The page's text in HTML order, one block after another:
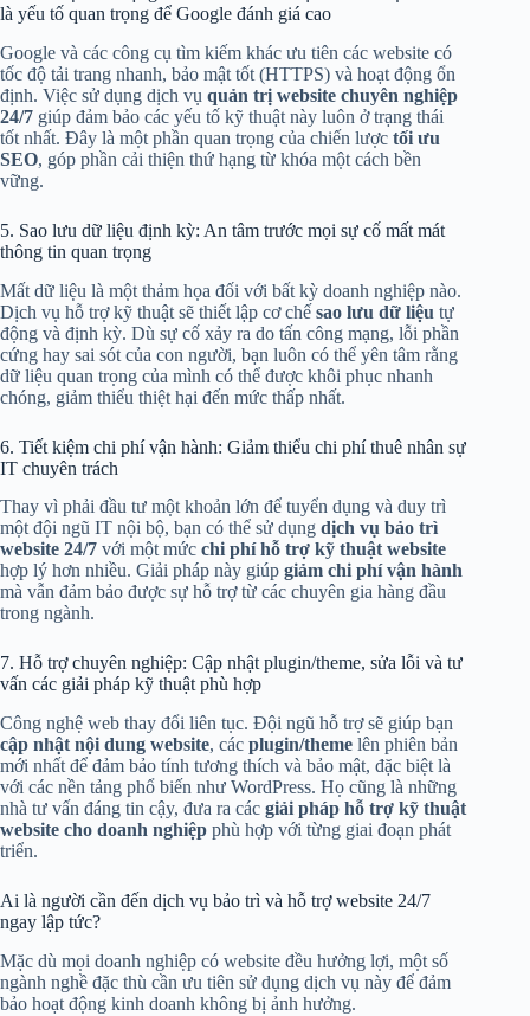
là yếu tố quan trọng để Google đánh giá cao
Google và các công cụ tìm kiếm khác ưu tiên các website có
tốc độ tải trang nhanh, bảo mật tốt (HTTPS) và hoạt động ổn
định. Việc sử dụng dịch vụ quản trị website chuyên nghiệp
24/7 giúp đảm bảo các yếu tố kỹ thuật này luôn ở trạng thái
tốt nhất. Đây là một phần quan trọng của chiến lược tối ưu
SEO, góp phần cải thiện thứ hạng từ khóa một cách bền
vững.
5. Sao lưu dữ liệu định kỳ: An tâm trước mọi sự cố mất mát
thông tin quan trọng
Mất dữ liệu là một thảm họa đối với bất kỳ doanh nghiệp nào.
Dịch vụ hỗ trợ kỹ thuật sẽ thiết lập cơ chế sao lưu dữ liệu tự
động và định kỳ. Dù sự cố xảy ra do tấn công mạng, lỗi phần
cứng hay sai sót của con người, bạn luôn có thể yên tâm rằng
dữ liệu quan trọng của mình có thể được khôi phục nhanh
chóng, giảm thiểu thiệt hại đến mức thấp nhất.
6. Tiết kiệm chi phí vận hành: Giảm thiểu chi phí thuê nhân sự
IT chuyên trách
Thay vì phải đầu tư một khoản lớn để tuyển dụng và duy trì
một đội ngũ IT nội bộ, bạn có thể sử dụng dịch vụ bảo trì
website 24/7 với một mức chi phí hỗ trợ kỹ thuật website
hợp lý hơn nhiều. Giải pháp này giúp giảm chi phí vận hành
mà vẫn đảm bảo được sự hỗ trợ từ các chuyên gia hàng đầu
trong ngành.
7. Hỗ trợ chuyên nghiệp: Cập nhật plugin/theme, sửa lỗi và tư
vấn các giải pháp kỹ thuật phù hợp
Công nghệ web thay đổi liên tục. Đội ngũ hỗ trợ sẽ giúp bạn
cập nhật nội dung website, các plugin/theme lên phiên bản
mới nhất để đảm bảo tính tương thích và bảo mật, đặc biệt là
với các nền tảng phổ biến như WordPress. Họ cũng là những
nhà tư vấn đáng tin cậy, đưa ra các giải pháp hỗ trợ kỹ thuật
website cho doanh nghiệp phù hợp với từng giai đoạn phát
triển.
Ai là người cần đến dịch vụ bảo trì và hỗ trợ website 24/7
ngay lập tức?
Mặc dù mọi doanh nghiệp có website đều hưởng lợi, một số
ngành nghề đặc thù cần ưu tiên sử dụng dịch vụ này để đảm
bảo hoạt động kinh doanh không bị ảnh hưởng.